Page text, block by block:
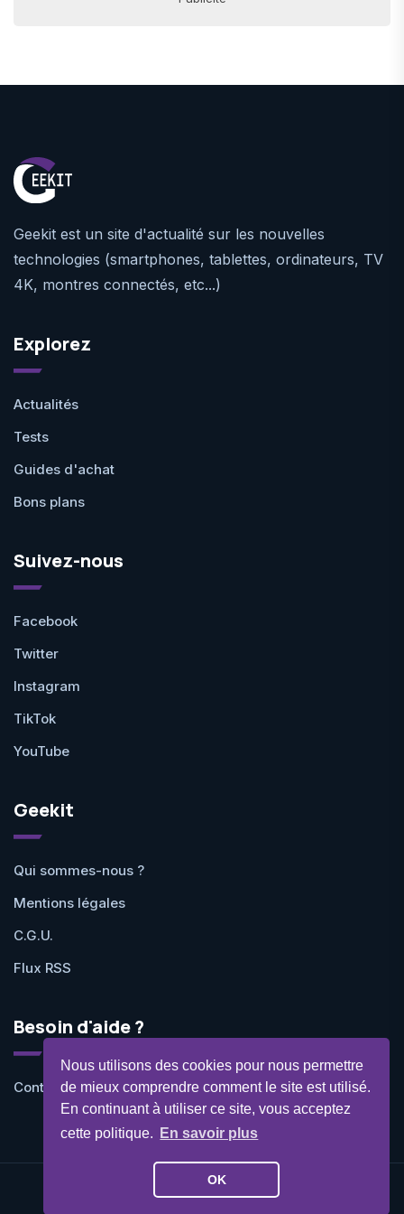
Nous utilisons des cookies pour nous permettre
de mieux comprendre comment le site est utilisé.
En continuant à utiliser ce site, vous acceptez
cette politique.
En savoir plus
OK
Geekit est un site d'actualité sur les nouvelles
technologies (smartphones, tablettes, ordinateurs, TV
4K, montres connectés, etc...)
Explorez
Actualités
Tests
Guides d'achat
Bons plans
Suivez-nous
Facebook
Twitter
Instagram
TikTok
YouTube
Geekit
Qui sommes-nous ?
Mentions légales
C.G.U.
Flux RSS
Besoin d'aide ?
Contactez-nous
©Geekit 2026 - Tous droits réservés